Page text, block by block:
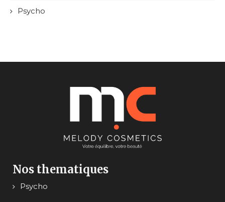
Psycho
Nos thematiques
Psycho